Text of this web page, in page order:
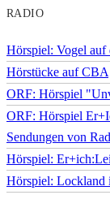
RADIO
Hörspiel: Vogel auf
Hörstücke auf CBA
ORF: Hörspiel
ORF: Hörspiel
Sendungen von
Hörspiel:
Hörspiel: Lockland